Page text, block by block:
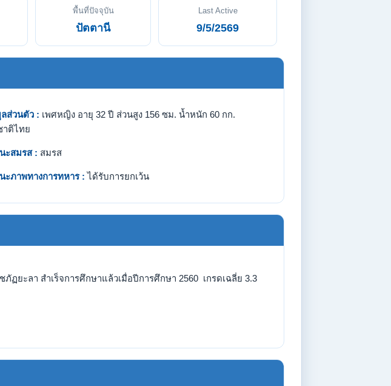
พื้นที่ปัจจุบัน
ปัตตานี
Last Active
9/5/2569
ส่วนตัว : เพศหญิง อายุ 32 ปี ส่วนสูง 156 ซม. น้ำหนัก 60 กก.
ติไทย
ะสมรส : สมรส
ะภาพทางการทหาร : ได้รับการยกเว้น
ะลา สำเร็จการศึกษาแล้วเมื่อปีการศึกษา 2560 เกรดเฉลี่ย 3.3